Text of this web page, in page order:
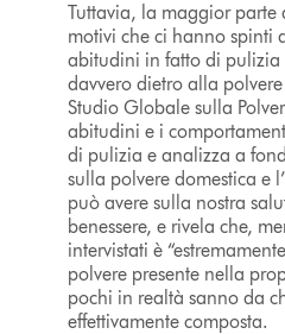
Tuttavia, la maggior parte
motivi che ci hanno spinti
abitudini in fatto di pulizia
davvero dietro alla
Studio Globale sulla
abitudini e i
di pulizia e analizza a
sulla polvere domestica e
può avere sulla nostra
benessere, e rivela che,
intervistati è
polvere presente nella
pochi in realtà sanno da
effettivamente composta.